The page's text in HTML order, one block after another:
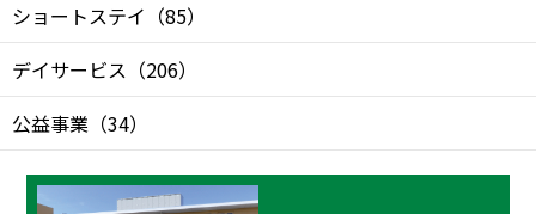
ショートステイ （85）
デイサービス （206）
公益事業 （34）